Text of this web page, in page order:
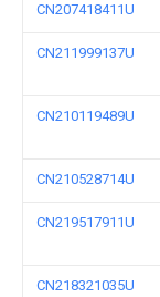
CN207418411U
CN211999137U
CN210119489U
CN210528714U
CN219517911U
CN218321035U